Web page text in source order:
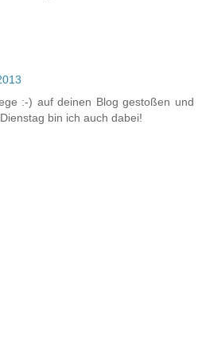
:-) auf deinen Blog gestoßen und
bin ich auch dabei!